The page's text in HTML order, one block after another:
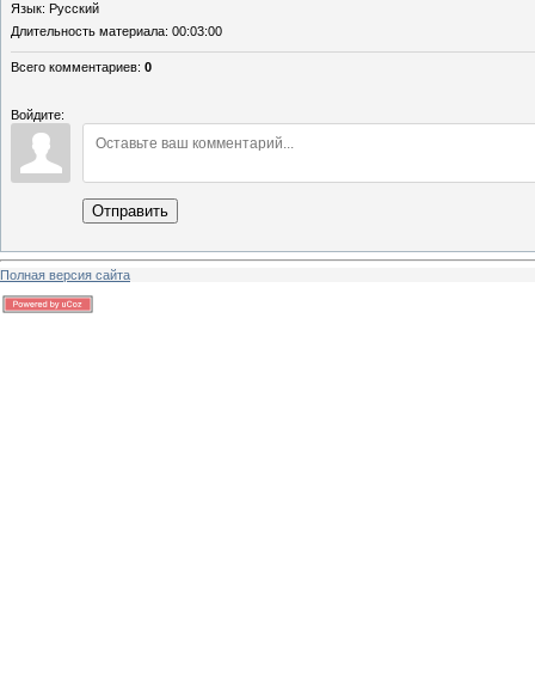
Язык: Русский
Длительность материала: 00:03:00
Всего комментариев: 0
Войдите:
Отправить
Полная версия сайта